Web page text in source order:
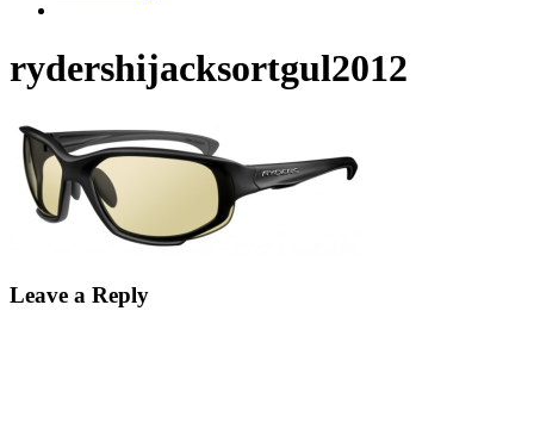
rydershijacksortgul2012
Leave a Reply